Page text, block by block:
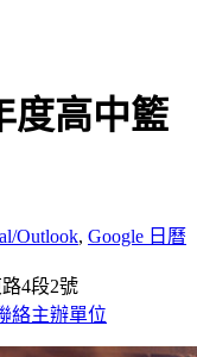
度高中籃
Outlook, Google 日曆
4段2號
絡主辦單位